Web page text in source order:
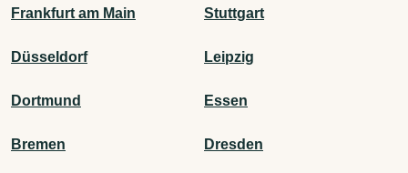
Frankfurt am Main Stuttgart
Düsseldorf Leipzig
Dortmund Essen
Bremen Dresden